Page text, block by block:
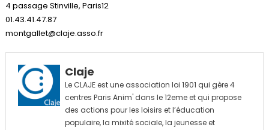
4 passage Stinville, Paris12
01.43.41.47.87
montgallet@claje.asso.fr
Claje
Le CLAJE est une association loi 1901 qui gère 4
centres Paris Anim' dans le 12eme et qui propose
des actions pour les loisirs et l’éducation
populaire, la mixité sociale, la jeunesse et